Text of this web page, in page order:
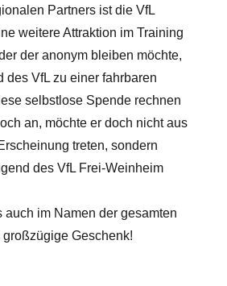
Partners ist die VfL
weitere Attraktion im Training
der anonym bleiben möchte,
des VfL zu einer fahrbaren
selbstlose Spende rechnen
an, möchte er doch nicht aus
treten, sondern
des VfL Frei-Weinheim
auch im Namen der gesamten
Geschenk!